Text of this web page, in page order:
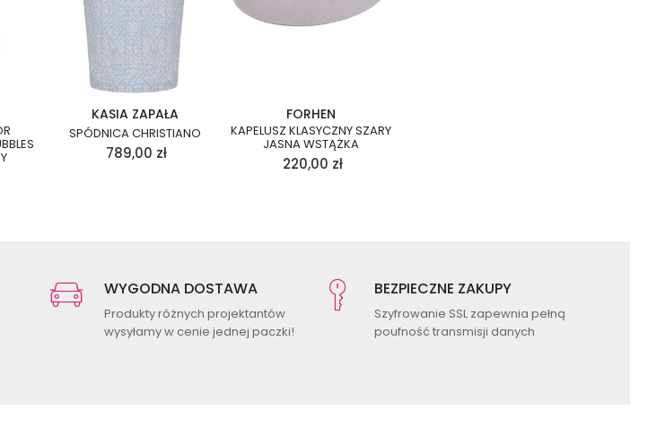
KASIA ZAPAŁA
SPÓDNICA CHRISTIANO
789,00 zł
FORHEN
KAPELUSZ KLASYCZNY SZARY
JASNA WSTĄŻKA
220,00 zł
WYGODNA DOSTAWA
Produkty różnych projektantów
wysyłamy w cenie jednej paczki!
BEZPIECZNE ZAKUPY
Szyfrowanie SSL zapewnia pełną
poufność transmisji danych